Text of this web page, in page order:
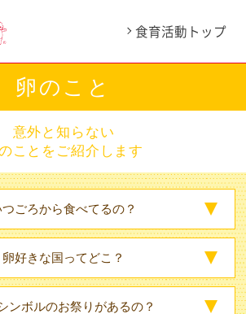
食育活動トップ
卵のこと
意外と知らない
ことをご紹介します
つごろから食べてるの？
卵好きな国って どこ？
ンボルのお祭りがあるの？